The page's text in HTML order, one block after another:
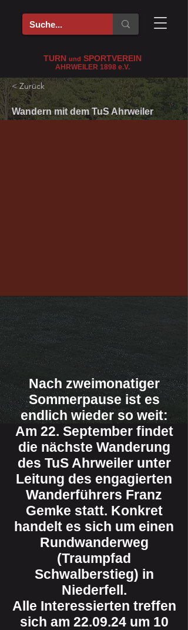
TURN und SPORTVEREIN
AHRWEILER 1898 e.V.
< Zurück
Wandern mit dem TuS Ahrweiler
Nach zweimonatiger
Sommerpause ist es
endlich wieder so weit:
Am 22. September findet
die nächste Wanderung
des TuS Ahrweiler unter
Leitung des engagierten
Wanderführers Franz
Gemke statt. Konkret
handelt es sich um einen
Rundwanderweg
(Traumpfad
Schwalberstieg) in
Niederfell.
Alle Interessierten treffen
sich am 22.09.24 um 10